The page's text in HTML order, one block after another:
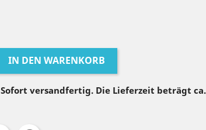
IN DEN WARENKORB
versandfertig. Die Lieferzeit beträgt ca.